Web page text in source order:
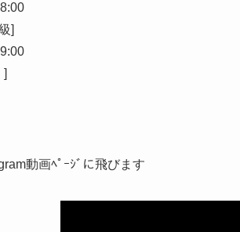
]
]
動画ﾍﾟｰｼﾞに飛びます